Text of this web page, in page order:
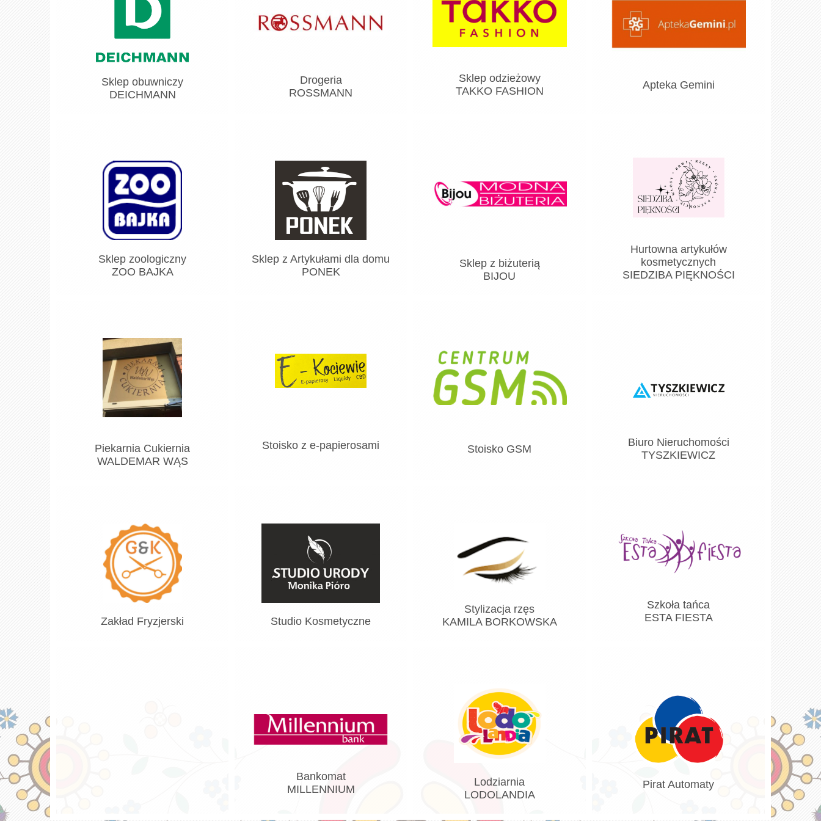
Sklep obuwniczy
DEICHMANN
Drogeria
ROSSMANN
Sklep odzieżowy
TAKKO FASHION
Apteka Gemini
Sklep zoologiczny
ZOO BAJKA
Sklep z Artykułami dla domu
PONEK
Sklep z biżuterią
BIJOU
Hurtowna artykułów
kosmetycznych
SIEDZIBA PIĘKNOŚCI
Piekarnia Cukiernia
WALDEMAR WĄS
Stoisko z e-papierosami Stoisko GSM
Biuro Nieruchomości
TYSZKIEWICZ
Zakład Fryzjerski Studio Kosmetyczne
Stylizacja rzęs
KAMILA BORKOWSKA
Szkoła tańca
ESTA FIESTA
Bankomat
MILLENNIUM
Lodziarnia
LODOLANDIA
Pirat Automaty